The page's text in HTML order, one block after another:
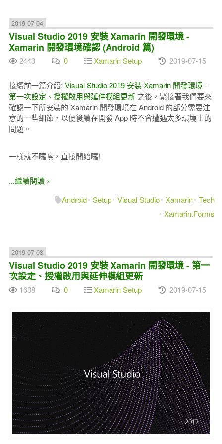
2019-07-04
Visual Studio 2019 安裝 Xamarin 開發環境 -
Xamarin 開發環境確認 (Android 篇)
2443 0 Xamarin Setup 2019-07-15
接續前一篇介紹: Visual Studio 2019 安裝 Xamarin 開發環境 -
第一次設定、授權啟用與延伸模組更新之後，緊接著我們要來
確認一下所安裝的 Xamarin 開發環境在 Android 的部分需要注
意的一些細節，以便後續在開發 App 時不會遭遇太多環境上的
問題。
一樣就不囉嗦，直接開始囉!
...繼續閱讀 »
Android Setup Visual Studio Xamarin Tech
Xamarin.Forms
2019-07-03
Visual Studio 2019 安裝 Xamarin 開發環境 - 第一
次設定、授權啟用與延伸模組更新
1638 0 Xamarin Setup 2019-07-15